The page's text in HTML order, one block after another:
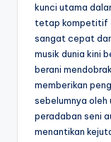
kunci utama
tetap kompetitif
sangat cepat
musik dunia kini
berani
memberikan
sebelumnya oleh
peradaban seni
menantikan